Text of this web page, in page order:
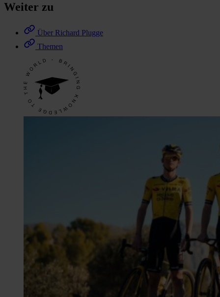
Weiter zu
Über Richard Plugge
Themen